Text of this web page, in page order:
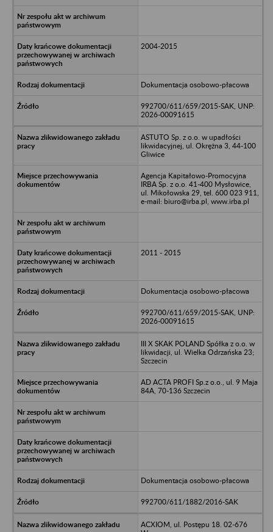
2004-2015
Dokumentacja osobowo-płacowa
992700/611/659/2015-SAK, UNP:
2026-00091615
ASTUTO Sp. z o.o. w upadłości
likwidacyjnej, ul. Okrężna 3, 44-100
Gliwice
Agencja Kapitałowo-Promocyjna
IRBA Sp. z o.o. 41-400 Mysłowice,
ul. Mikołowska 29, tel. 600 023 911,
e-mail: biuro@irba.pl, www.irba.pl
2011 - 2015
Dokumentacja osobowo-płacowa
992700/611/659/2015-SAK, UNP:
2026-00091615
III X SKAK POLAND Spółka z o.o. w
likwidacji, ul. Wielka Odrzańska 23;
Szczecin
AD ACTA PROFI Sp.z o.o., ul. 9 Maja
84A, 70-136 Szczecin
Dokumentacja osobowo-płacowa
992700/611/1882/2016-SAK
ACXIOM, ul. Postępu 18. 02-676